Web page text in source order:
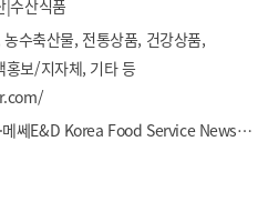
|수산식품
농수축산물, 전통상품, 건강상품,
홍보/지자체, 기타 등
대한급식신문·메쎄E&D Korea Food Service News · Mess E&D